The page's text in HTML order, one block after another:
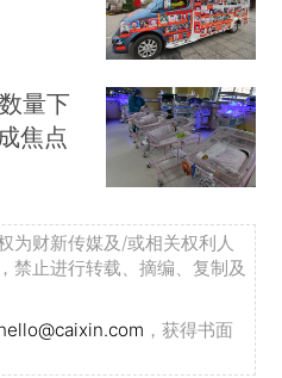
量下
焦点
为财新传媒及/或相关权利人
禁止进行转载、摘编、复制及
，获得书面